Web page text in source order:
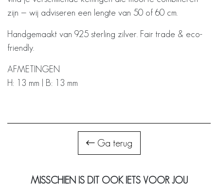
zijn — wij adviseren een lengte van 50 of 60 cm.
Handgemaakt van 925 sterling zilver. Fair trade & eco-
friendly.
AFMETINGEN
H: 13 mm | B: 13 mm
Ga terug
MISSCHIEN IS DIT OOK IETS VOOR JOU